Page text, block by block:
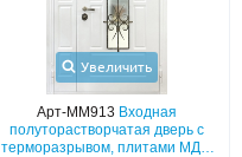
Увеличить
Арт-ММ913 Входная
полуторастворчатая дверь с
терморазрывом, плитами МДФ